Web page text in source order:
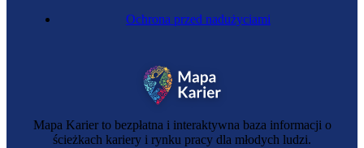
Mapa Karier to bezpłatna i interaktywna baza informacji o
ścieżkach kariery i rynku pracy dla młodych ludzi.
Ochrona przed nadużyciami